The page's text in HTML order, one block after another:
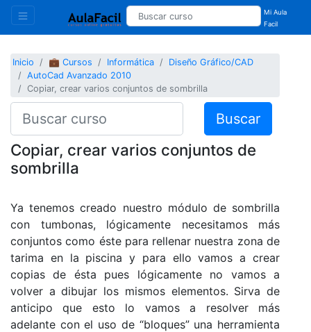
Mi Aula
Facil
Inicio 💼 Cursos Informática
Diseño Gráfico/CAD
AutoCad Avanzado 2010
Copiar, crear varios conjuntos de sombrilla
Buscar
Copiar, crear varios conjuntos de
sombrilla
Ya tenemos creado nuestro módulo de sombrilla
con tumbonas, lógicamente necesitamos más
conjuntos como éste para rellenar nuestra zona de
tarima en la piscina y para ello vamos a crear
copias de ésta pues lógicamente no vamos a
volver a dibujar los mismos elementos. Sirva de
anticipo que esto lo vamos a resolver más
adelante con el uso de “bloques” una herramienta